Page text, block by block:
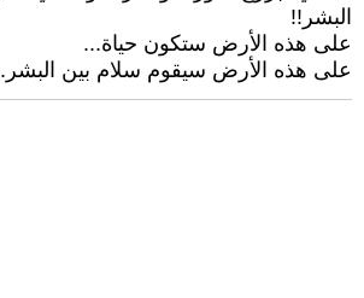
البشر!!
على هذه الأرض ستكون حياة...
على هذه الأرض سيقوم سلام بين البشر.